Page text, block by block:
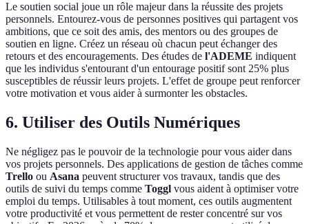
Le soutien social joue un rôle majeur dans la réussite des projets
personnels. Entourez-vous de personnes positives qui partagent vos
ambitions, que ce soit des amis, des mentors ou des groupes de
soutien en ligne. Créez un réseau où chacun peut échanger des
retours et des encouragements. Des études de l'ADEME indiquent
que les individus s'entourant d'un entourage positif sont 25% plus
susceptibles de réussir leurs projets. L'effet de groupe peut renforcer
votre motivation et vous aider à surmonter les obstacles.
6. Utiliser des Outils Numériques
Ne négligez pas le pouvoir de la technologie pour vous aider dans
vos projets personnels. Des applications de gestion de tâches comme
Trello ou Asana peuvent structurer vos travaux, tandis que des
outils de suivi du temps comme Toggl vous aident à optimiser votre
emploi du temps. Utilisables à tout moment, ces outils augmentent
votre productivité et vous permettent de rester concentré sur vos